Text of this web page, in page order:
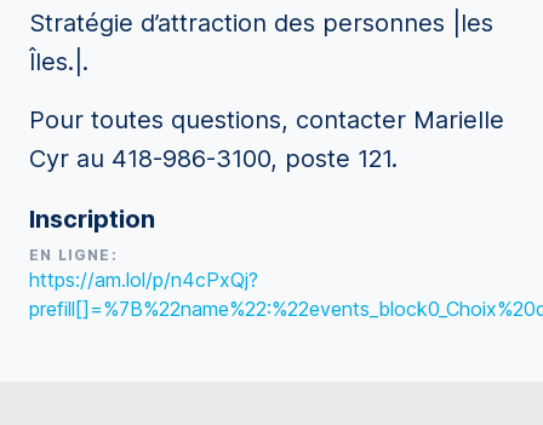
Stratégie d’attraction des personnes |les
Îles.|.
Pour toutes questions, contacter Marielle
Cyr au 418-986-3100, poste 121.
Inscription
EN LIGNE:
https://am.lol/p/n4cPxQj?